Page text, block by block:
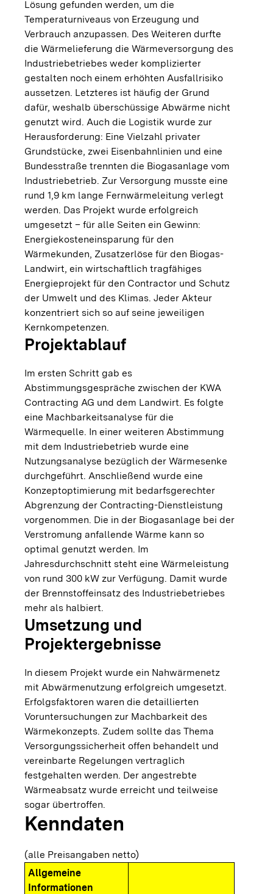
Lösung gefunden werden, um die
Temperaturniveaus von Erzeugung und
Verbrauch anzupassen. Des Weiteren durfte
die Wärmelieferung die Wärmeversorgung des
Industriebetriebes weder komplizierter
gestalten noch einem erhöhten Ausfallrisiko
aussetzen. Letzteres ist häufig der Grund
dafür, weshalb überschüssige Abwärme nicht
genutzt wird. Auch die Logistik wurde zur
Herausforderung: Eine Vielzahl privater
Grundstücke, zwei Eisenbahnlinien und eine
Bundesstraße trennten die Biogasanlage vom
Industriebetrieb. Zur Versorgung musste eine
rund 1,9 km lange Fernwärmeleitung verlegt
werden. Das Projekt wurde erfolgreich
umgesetzt – für alle Seiten ein Gewinn:
Energiekosteneinsparung für den
Wärmekunden, Zusatzerlöse für den Biogas-
Landwirt, ein wirtschaftlich tragfähiges
Energieprojekt für den Contractor und Schutz
der Umwelt und des Klimas. Jeder Akteur
konzentriert sich so auf seine jeweiligen
Kernkompetenzen.
Projektablauf
Im ersten Schritt gab es
Abstimmungsgespräche zwischen der KWA
Contracting AG und dem Landwirt. Es folgte
eine Machbarkeitsanalyse für die
Wärmequelle. In einer weiteren Abstimmung
mit dem Industriebetrieb wurde eine
Nutzungsanalyse bezüglich der Wärmesenke
durchgeführt. Anschließend wurde eine
Konzeptoptimierung mit bedarfsgerechter
Abgrenzung der Contracting-Dienstleistung
vorgenommen. Die in der Biogasanlage bei der
Verstromung anfallende Wärme kann so
optimal genutzt werden. Im
Jahresdurchschnitt steht eine Wärmeleistung
von rund 300 kW zur Verfügung. Damit wurde
der Brennstoffeinsatz des Industriebetriebes
mehr als halbiert.
Umsetzung und
Projektergebnisse
In diesem Projekt wurde ein Nahwärmenetz
mit Abwärmenutzung erfolgreich umgesetzt.
Erfolgsfaktoren waren die detaillierten
Voruntersuchungen zur Machbarkeit des
Wärmekonzepts. Zudem sollte das Thema
Versorgungssicherheit offen behandelt und
vereinbarte Regelungen vertraglich
festgehalten werden. Der angestrebte
Wärmeabsatz wurde erreicht und teilweise
sogar übertroffen.
Kenndaten
(alle Preisangaben netto)
Allgemeine
Informationen